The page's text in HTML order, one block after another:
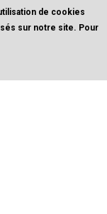
de cookies
sur notre site. Pour